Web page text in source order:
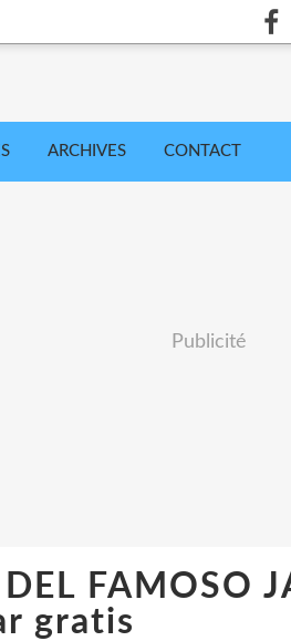
ARCHIVES CONTACT
Publicité
FAMOSO
gratis